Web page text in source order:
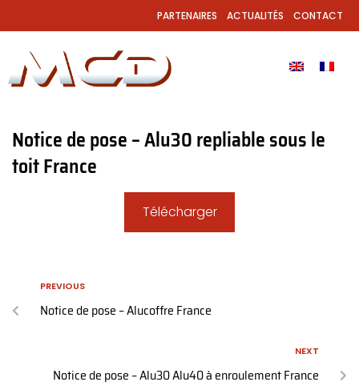
PARTENAIRES ACTUALITÉS CONTACT
Notice de pose – Alu30 repliable sous le
toit France
Télécharger
PREVIOUS
Notice de pose – Alucoffre France
NEXT
Notice de pose – Alu30 Alu40 à enroulement France